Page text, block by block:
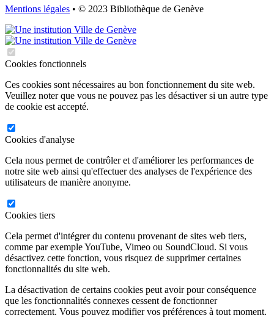
Mentions légales • © 2023 Bibliothèque de Genève
Cookies fonctionnels
Ces cookies sont nécessaires au bon fonctionnement du site web.
Veuillez noter que vous ne pouvez pas les désactiver si un autre type
de cookie est accepté.
Cookies d'analyse
Cela nous permet de contrôler et d'améliorer les performances de
notre site web ainsi qu'effectuer des analyses de l'expérience des
utilisateurs de manière anonyme.
Cookies tiers
Cela permet d'intégrer du contenu provenant de sites web tiers,
comme par exemple YouTube, Vimeo ou SoundCloud. Si vous
désactivez cette fonction, vous risquez de supprimer certaines
fonctionnalités du site web.
La désactivation de certains cookies peut avoir pour conséquence
que les fonctionnalités connexes cessent de fonctionner
correctement. Vous pouvez modifier vos préférences à tout moment.